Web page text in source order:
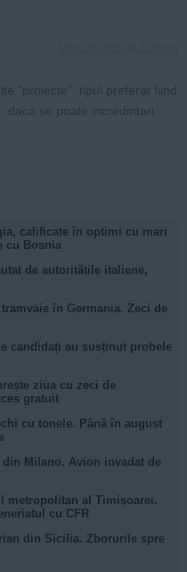
calificate în optimi cu mari
cu Bosnia
de autoritățile italiene,
în Germania. Zeci de
candidați au susținut probele
ziua cu zeci de
gratuit
cu tonele. Până în august
Milano. Avion invadat de
metropolitan al Timișoarei.
cu CFR
din Sicilia. Zborurile spre